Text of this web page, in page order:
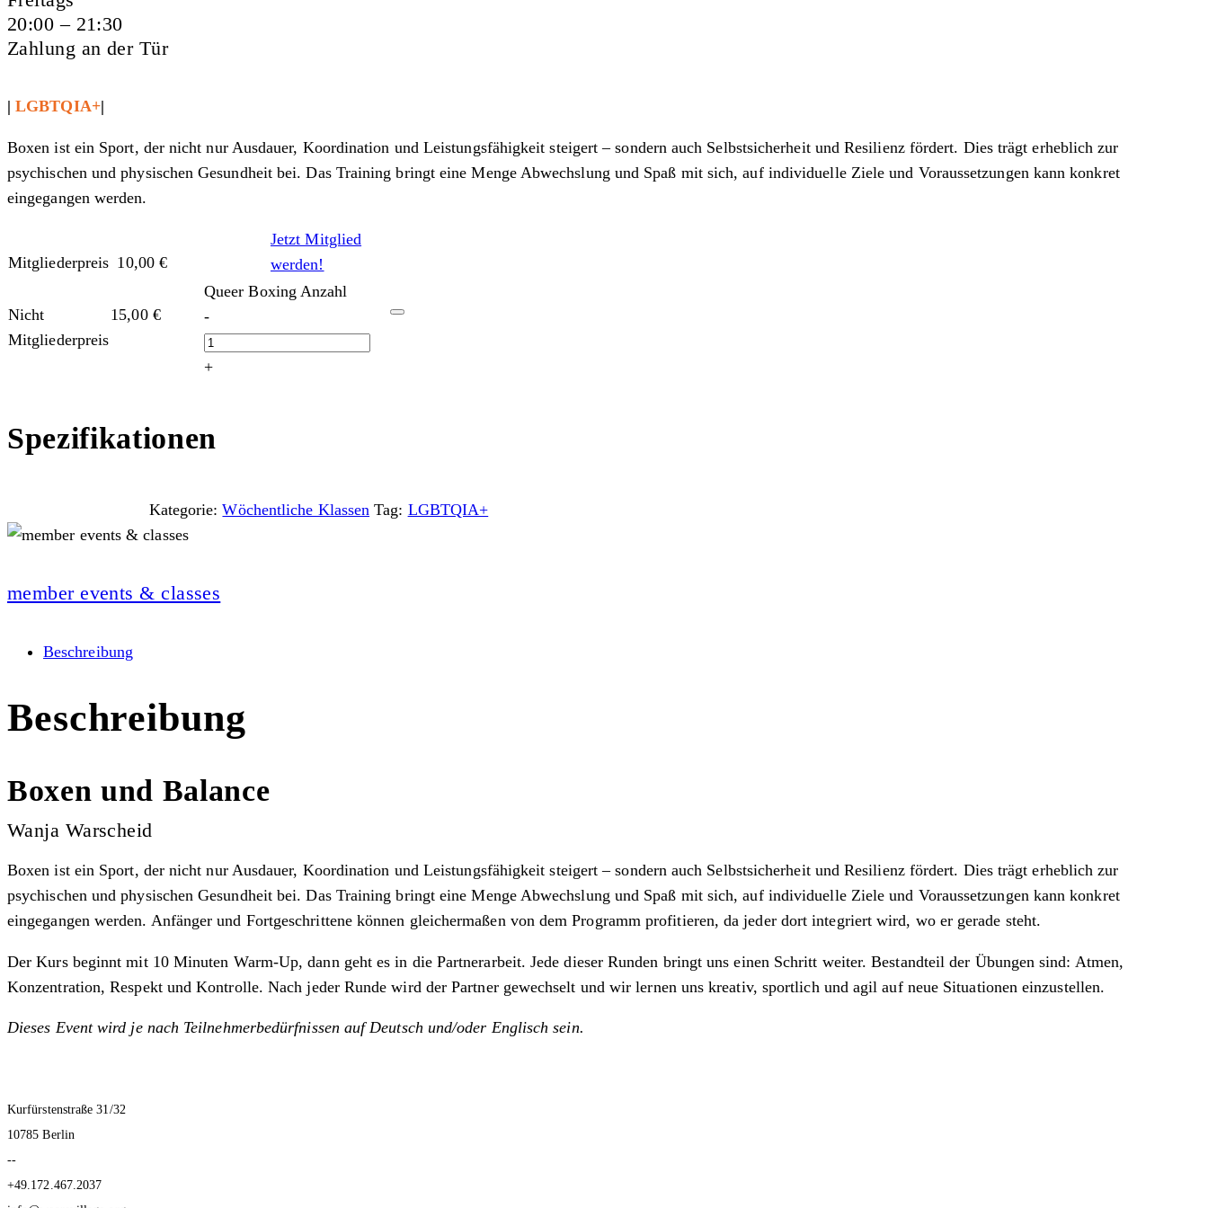
20:00 – 21:30
Zahlung an der Tür
|LGBTQIA+|
Boxen ist ein Sport, der nicht nur Ausdauer, Koordination und Leistungsfähigkeit steigert – sondern auch Selbstsicherheit und Resilienz fördert. Dies trägt erheblich zur
psychischen und physischen Gesundheit bei. Das Training bringt eine Menge Abwechslung und Spaß mit sich, auf individuelle Ziele und Voraussetzungen kann konkret
eingegangen werden.
Mitgliederpreis 10,00 €
Jetzt Mitglied
werden!
Nicht
Mitgliederpreis
15,00 €
Queer Boxing Anzahl
-
+
Spezifikationen
Kategorie: Wöchentliche Klassen Tag: LGBTQIA+
member events & classes
Beschreibung
Beschreibung
Boxen und Balance
Wanja Warscheid
Boxen ist ein Sport, der nicht nur Ausdauer, Koordination und Leistungsfähigkeit steigert – sondern auch Selbstsicherheit und Resilienz fördert. Dies trägt erheblich zur
psychischen und physischen Gesundheit bei. Das Training bringt eine Menge Abwechslung und Spaß mit sich, auf individuelle Ziele und Voraussetzungen kann konkret
eingegangen werden. Anfänger und Fortgeschrittene können gleichermaßen von dem Programm profitieren, da jeder dort integriert wird, wo er gerade steht.
Der Kurs beginnt mit 10 Minuten Warm-Up, dann geht es in die Partnerarbeit. Jede dieser Runden bringt uns einen Schritt weiter. Bestandteil der Übungen sind: Atmen,
Konzentration, Respekt und Kontrolle. Nach jeder Runde wird der Partner gewechselt und wir lernen uns kreativ, sportlich und agil auf neue Situationen einzustellen.
Dieses Event wird je nach Teilnehmerbedürfnissen auf Deutsch und/oder Englisch sein.
Kurfürstenstraße 31/32
10785 Berlin
--
+49.172.467.2037